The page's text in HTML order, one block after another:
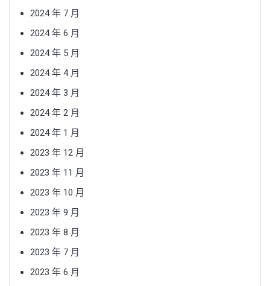
2024 年 7 月
2024 年 6 月
2024 年 5 月
2024 年 4 月
2024 年 3 月
2024 年 2 月
2024 年 1 月
2023 年 12 月
2023 年 11 月
2023 年 10 月
2023 年 9 月
2023 年 8 月
2023 年 7 月
2023 年 6 月